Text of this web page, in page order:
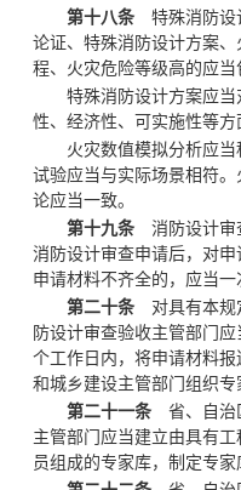
第十八条 特殊消防设
论证、特殊消防设计方案
程、火灾危险等级高的应当
特殊消防设计方案应
性、经济性、可实施性等方
火灾数值模拟分析应
试验应当与实际场景相符
论应当一致。
第十九条 消防设计审
消防设计审查申请后，对申
申请材料不齐全的，应当一
第二十条 对具有本规
防设计审查验收主管部门
个工作日内，将申请材料
和城乡建设主管部门组织专
第二十一条 省、自治
主管部门应当建立由具有
员组成的专家库，制定专家